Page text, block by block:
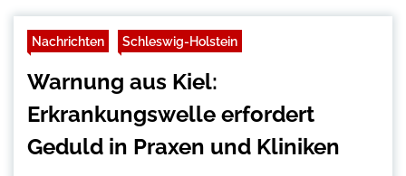
Nachrichten Schleswig-Holstein
Warnung aus Kiel:
Erkrankungswelle erfordert
Geduld in Praxen und Kliniken